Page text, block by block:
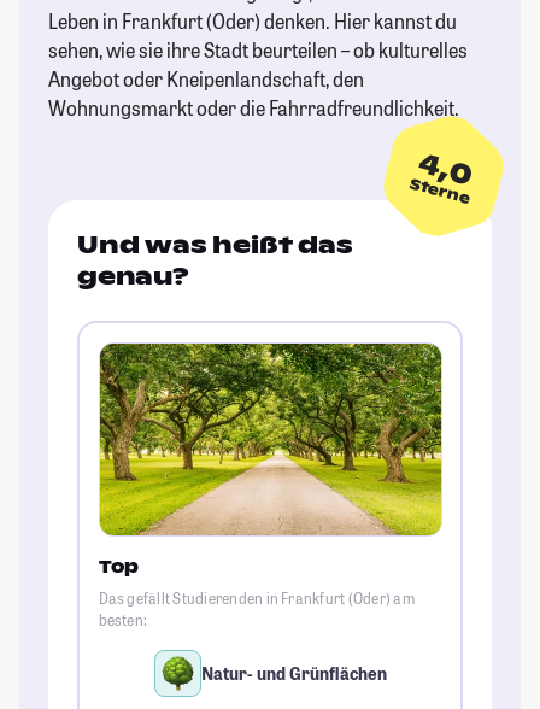
Leben in Frankfurt (Oder) denken. Hier kannst du
sehen, wie sie ihre Stadt beurteilen – ob kulturelles
Angebot oder Kneipenlandschaft, den
Wohnungsmarkt oder die Fahrradfreundlichkeit.
4,0
Sterne
Und was heißt das
genau?
Top
Das gefällt Studierenden in Frankfurt (Oder) am
besten:
Natur- und Grünflächen